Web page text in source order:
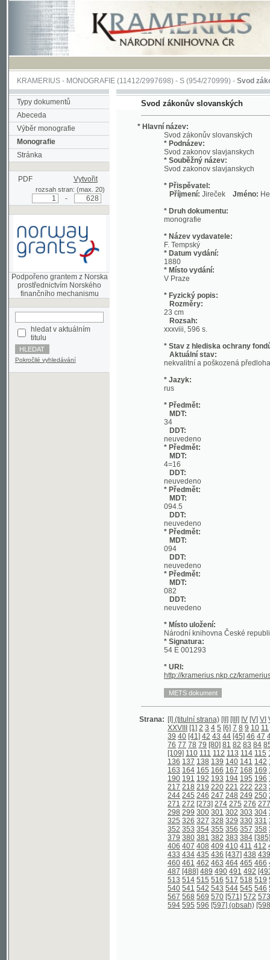
KRAMERIUS-MONOGRAFIE(11412/2997698) -S (954/270999)-Svod zákonův
Typy dokumentů
Abeceda
Výběr monografie
Monografie
Stránka
PDF Vytvořit
rozsah stran: (max. 20)
Podpořeno grantem z Norska
prostřednictvím Norského
hledat v aktuálním
titulu
Pokročilé vyhledávání
Svod zákonův slovanských
* Hlavní název:
Svod zákonův slovanských
* Podnázev:
Svod zakonov slavjanskych
* Souběžný název:
Svod zakonov slavjanskych
* Přispěvatel:
* Druh dokumentu:
monografie
* Název vydavatele:
F. Tempský
1880
* Místo vydání:
V Praze
* Fyzický popis:
Rozměry:
Rozsah:
xxxviii, 596 s.
* Stav z hlediska ochrany fondů:
Aktuální stav:
nekvalitní a poškozená předloha;
* Jazyk:
MDT:
DDT:
* Předmět:
MDT:
4=16
neuvedeno
* Předmět:
MDT:
094.5
DDT:
neuvedeno
* Předmět:
MDT:
DDT:
neuvedeno
* Předmět:
MDT:
DDT:
neuvedeno
* Místo uložení:
Národní knihovna České republiky
* Signatura:
54 E 001293
* URI:
[I] (titulní strana) [II]
40 [41]
77 78 79 [80] 81 82 83 84 85 86 87
137 138 139 140
164 165 166 167 168
190 191 192 193 194 195 196 197 198
218 219 220 222 223 224 225
244 245 246 247 248 249 250 251 252
272 [273] 274 275 276 277 278
299 300 301 302 303 304 305 306
326 327 328 329 330 331 332 333
353 354 355 356 357 358 359 360
380 381 382 383 384 [385] 386
407 408 409 410 411 412 413 414
434 435 436 [437] 438 439 440
461 462 463 464 465 466 467 468
[488] 489 490 491 492 [493] 494
514 515 516 517 518 519 520 521
541 542 543 544 545 546 547 548
568 569 570 [571] 572 573 574
595 596 [597] (obsah) [598]